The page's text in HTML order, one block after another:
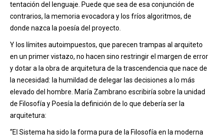
tentación del lenguaje. Puede que sea de esa conjunción de
contrarios, la memoria evocadora y los fríos algoritmos, de
donde nazca la poesía del proyecto.
Y los límites autoimpuestos, que parecen trampas al arquiteto
en un primer vistazo, no hacen sino restringir el margen de error
y dotar a la obra de arquitetura de la trascendencia que nace de
la necesidad: la humildad de delegar las decisiones a lo más
elevado del hombre. María Zambrano escribiría sobre la unidad
de Filosofía y Poesía la definición de lo que debería ser la
arquitetura:
“El Sistema ha sido la forma pura de la Filosofía en la moderna